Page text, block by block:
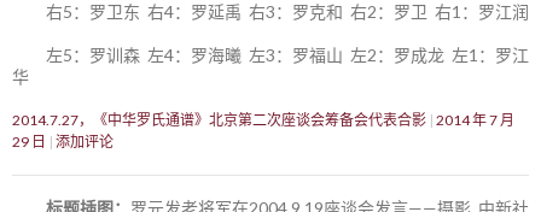
右5：罗卫东 右4：罗延禹 右3：罗克和 右2：罗卫 右1：罗江润
左5：罗训森 左4：罗海曦 左3：罗福山 左2：罗成龙 左1：罗江
华
2014.7.27，《中华罗氏通谱》北京第二次座谈会筹备会代表合影 2014 年 7 月
29 日
添加评论